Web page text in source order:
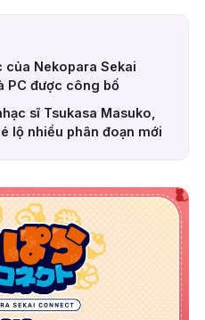
của Nekopara Sekai
PC được công bố
sĩ Tsukasa Masuko,
lộ nhiều phân đoạn mới